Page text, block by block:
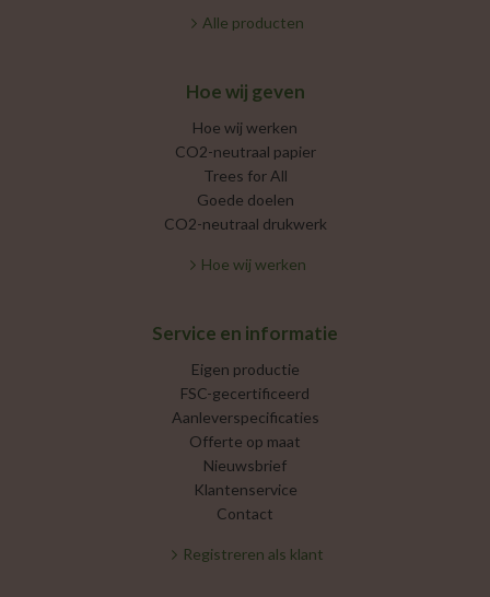
Alle producten
Hoe wij geven
Hoe wij werken
CO2-neutraal papier
Trees for All
Goede doelen
CO2-neutraal drukwerk
Hoe wij werken
Service en informatie
Eigen productie
FSC-gecertificeerd
Aanleverspecificaties
Offerte op maat
Nieuwsbrief
Klantenservice
Contact
Registreren als klant